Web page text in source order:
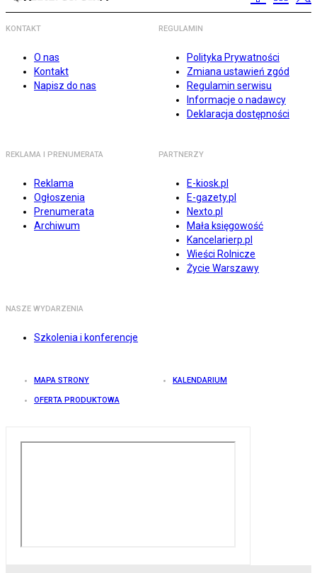
KONTAKT
O nas
Kontakt
Napisz do nas
REGULAMIN
Polityka Prywatności
Zmiana ustawień zgód
Regulamin serwisu
Informacje o nadawcy
Deklaracja dostępności
REKLAMA I PRENUMERATA
Reklama
Ogłoszenia
Prenumerata
Archiwum
PARTNERZY
E-kiosk.pl
E-gazety.pl
Nexto.pl
Mała księgowość
Kancelarierp.pl
Wieści Rolnicze
Życie Warszawy
NASZE WYDARZENIA
Szkolenia i konferencje
MAPA STRONY KALENDARIUM
OFERTA PRODUKTOWA